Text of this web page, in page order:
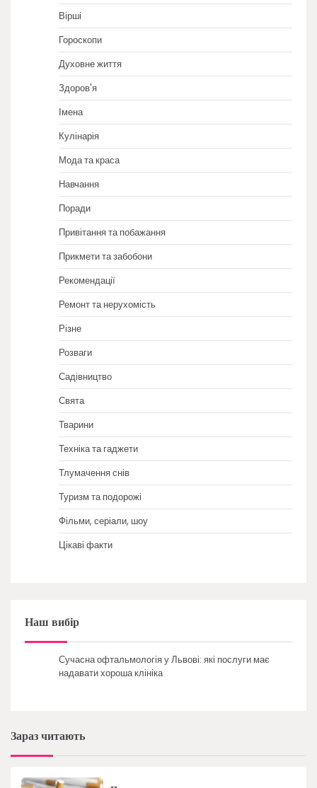
Вірші
Гороскопи
Духовне життя
Здоров'я
Імена
Кулінарія
Мода та краса
Навчання
Поради
Привітання та побажання
Прикмети та забобони
Рекомендації
Ремонт та нерухомість
Різне
Розваги
Садівництво
Свята
Тварини
Техніка та гаджети
Тлумачення снів
Туризм та подорожі
Фільми, серіали, шоу
Цікаві факти
Наш вибір
Сучасна офтальмологія у Львові: які послуги має
надавати хороша клініка
Зараз читають